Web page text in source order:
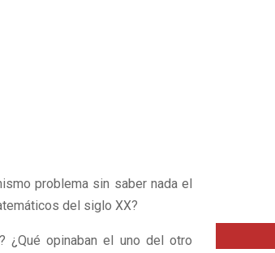
problema sin saber nada el
del siglo XX?
¿Qué opinaban el uno del otro